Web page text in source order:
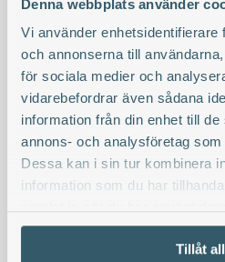
Denna webbplats använder
Vi använder enhetsidentifierare
och annonserna till
för sociala medier och
vidarebefordrar även sådana
information från din enhet till
annons- och analysföretag
Dessa kan i sin tur kombinera
information som du har
Tillåt